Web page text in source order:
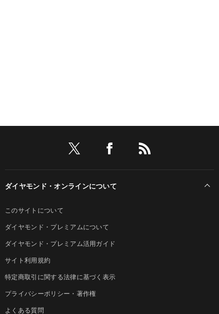
ダイヤモンド・オンラインについて
このサイトについて
ダイヤモンド・プレミアムについて
ダイヤモンド・プレミアム活用ガイド
サイト利用規約
特定商取引に関する法律に基づく表示
プライバシーポリシー・著作権
よくある質問